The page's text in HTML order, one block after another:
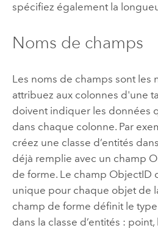
spécifiez également la
Noms de champs
Les noms de champs sont les
attribuez aux colonnes d'une
doivent indiquer les données
dans chaque colonne. Par
créez une classe d’entités
déjà remplie avec un champ
de forme. Le champ ObjectID
unique pour chaque objet de
champ de forme définit le
dans la classe d’entités :